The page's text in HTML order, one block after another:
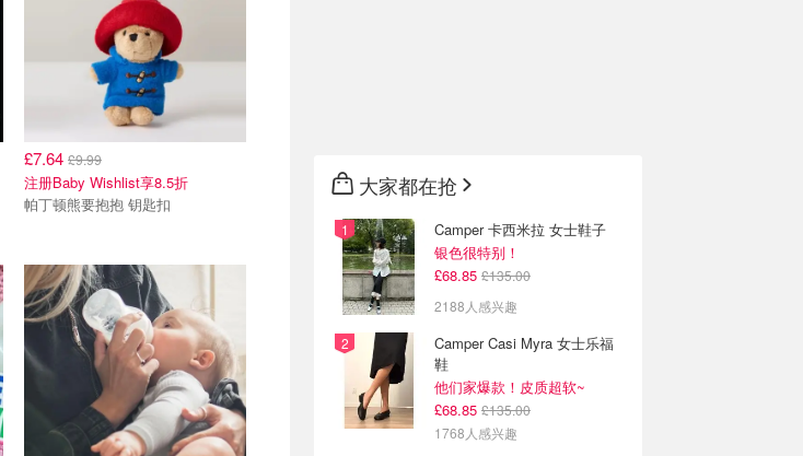
£7.64 £9.99
注册Baby Wishlist享8.5折
帕丁顿熊要抱抱 钥匙扣
大家都在抢
Camper 卡西米拉 女士鞋子
银色很特别！
£68.85 £135.00
2188人感兴趣
Camper Casi Myra 女士乐福
鞋
他们家爆款！皮质超软~
£68.85 £135.00
1768人感兴趣